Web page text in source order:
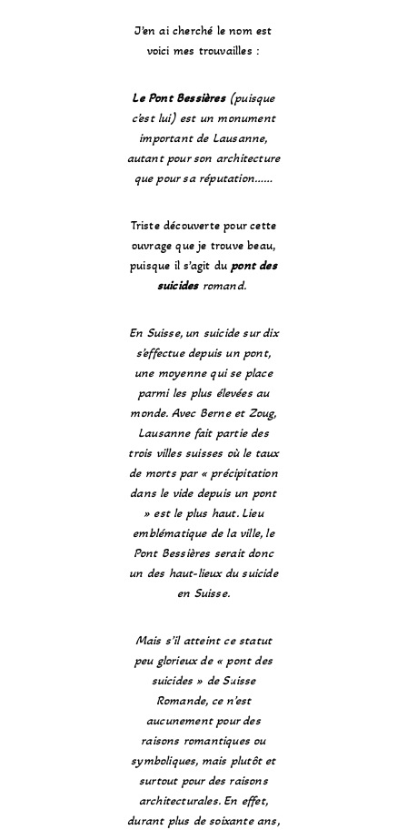
J’en ai cherché le nom est
voici mes trouvailles :
Le Pont Bessières(puisque
c’est lui) est un monument
important de Lausanne,
autant pour son architecture
que pour sa réputation……
Triste découverte pour cette
ouvrage que je trouve beau,
puisque il s’agit dupont des
suicides romand.
En Suisse, un suicide sur dix
s’effectue depuis un pont,
une moyenne qui se place
parmi les plus élevées au
monde. Avec Berne et Zoug,
Lausanne fait partie des
trois villes suisses où le taux
de morts par « précipitation
dans le vide depuis un pont
» est le plus haut. Lieu
emblématique de la ville, le
Pont Bessières serait donc
un des haut-lieux du suicide
en Suisse.
Mais s’il atteint ce statut
peu glorieux de « pont des
suicides » de Suisse
Romande, ce n’est
aucunement pour des
raisons romantiques ou
symboliques, mais plutôt et
surtout pour des raisons
architecturales. En effet,
durant plus de soixante ans,